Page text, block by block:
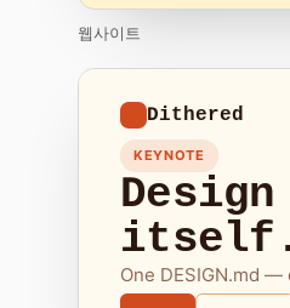
웹사이트
Dithered
KEYNOTE
One DESIGN.md